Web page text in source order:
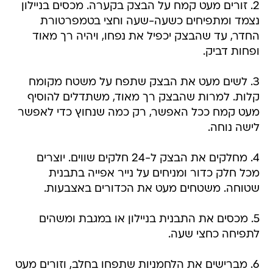
2. זורים מעט קמח על הבצק בקערה. מכסים בניילון
נצמד ומתפיחים כשעה-שעה וחצי בטמפרטורת
החדר, עד שהבצק יכפיל את נפחו, ויהיה רך מאוד
ופחות דביק.
3. לשים מעט את הבצק שתפח על משטח מקומח
קלות. למרות שהבצק רך מאוד, משתדלים להוסיף
מעט קמח ככל האפשר, רק כמה שנחוץ כדי לאפשר
לישה נוחה.
4. מחלקים את הבצק ל-24 חלקים שווים. יוצרים
מכל חלק כדור ומניחים על נייר אפייה בתבנית
שטוחה. משטחים מעט את הכדורים באצבעות.
5. מכסים את התבנית בניילון או במגבת ומשהים
לתפיחה כחצי שעה.
6. מברישים את הלחמניות שתפחו בחלב, וזורים מעט